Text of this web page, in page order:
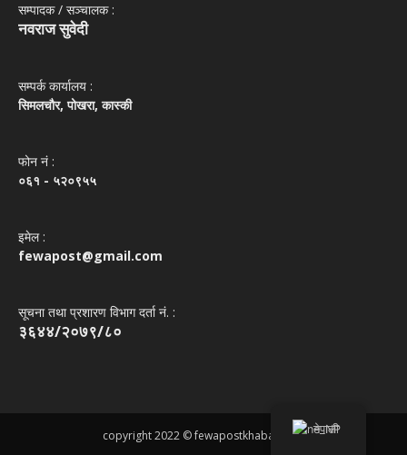
सम्पादक / सञ्‍चालक :
नवराज सुवेदी
सम्पर्क कार्यालय :
सिमलचौर, पोखरा, कास्की
फोन नं‌ :
०६१ - ५२०९५५
इमेल :
fewapost@gmail.com
सूचना तथा प्रशारण विभाग दर्ता नं. :
३६४४/२०७९/८०
copyright 2022 © fewapostkhabar.com नेपाली